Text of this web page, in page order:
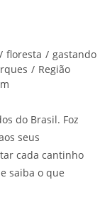
/ floresta / gastando
/ Região
do Brasil. Foz
seus
cada cantinho
saiba o que